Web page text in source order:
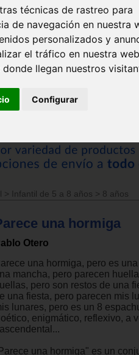
técnicas de rastreo para
de navegación en nuestra
personalizados y
el tráfico en nuestra
llegan nuestros
Configurar
> Infantil de 5 a 8 años > 8 años
una hormiga
Otero
una hormiga, pero es
mancha, pero parecen
pero son restos de una
una fiesta, pero parecen mis
lunares, pero es un 8
enigmático, reflexivo, a
una hormiga" es un